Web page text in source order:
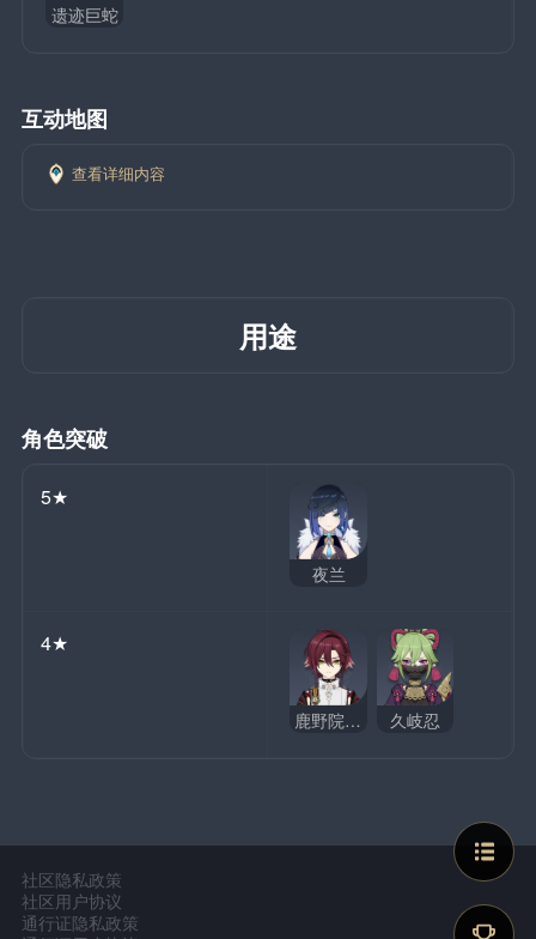
遗迹巨蛇
互动地图
查看详细内容
用途
角色突破
5★
夜兰
4★
鹿野院平藏 久岐忍
社区隐私政策
社区用户协议
通行证隐私政策